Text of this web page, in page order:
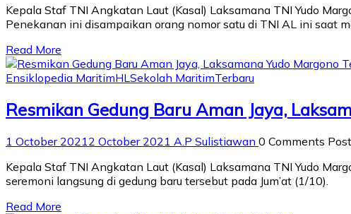
Kepala Staf TNI Angkatan Laut (Kasal) Laksamana TNI Yudo
Penekanan ini disampaikan orang nomor satu di TNI AL ini saat
Read More
Ensiklopedia MaritimHL Sekolah MaritimTerbaru
Resmikan Gedung Baru Aman Jaya,
1 October 20212 October 2021 A.P Sulistiawan 0 Comments
Kepala Staf TNI Angkatan Laut (Kasal) Laksamana TNI Yudo
seremoni langsung di gedung baru tersebut pada Jum’at (1/10).
Read More